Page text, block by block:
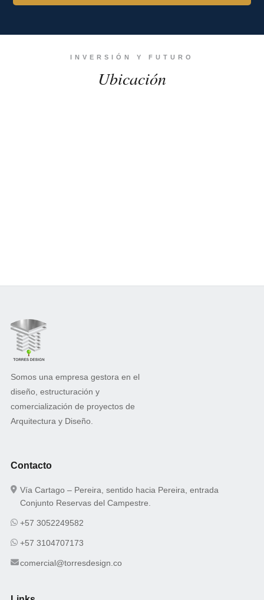
INVERSIÓN Y FUTURO
Ubicación
Somos una empresa gestora en el
diseño, estructuración y
comercialización de proyectos de
Arquitectura y Diseño.
Contacto
Vía Cartago – Pereira, sentido hacia Pereira, entrada
Conjunto Reservas del Campestre.
+57 3052249582
+57 3104707173
comercial@torresdesign.co